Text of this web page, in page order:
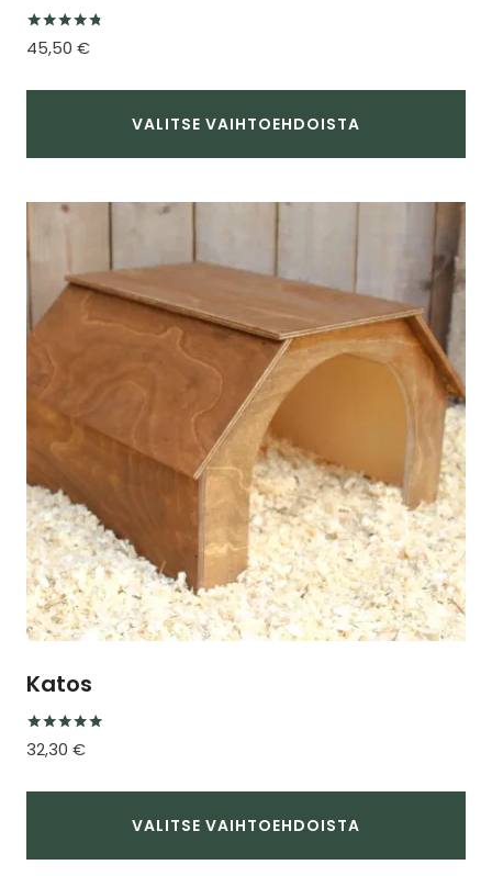
Arvostelu
tuotteesta:
/ 5
45,50 €
VALITSE VAIHTOEHDOISTA
tuotteella
useampi
muunnelma.
Voit
valinnat
tuotteen
sivulla.
Katos
Arvostelu
tuotteesta:
/ 5
32,30 €
VALITSE VAIHTOEHDOISTA